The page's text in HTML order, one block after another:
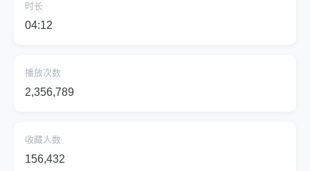
时长
04:12
播放次数
2,356,789
收藏人数
156,432